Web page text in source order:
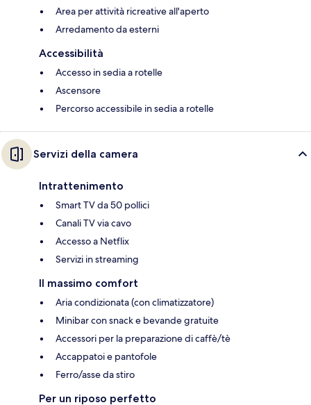
Area per attività ricreative all'aperto
Arredamento da esterni
Accessibilità
Accesso in sedia a rotelle
Ascensore
Percorso accessibile in sedia a rotelle
Servizi della camera
Intrattenimento
Smart TV da 50 pollici
Canali TV via cavo
Accesso a Netflix
Servizi in streaming
Il massimo comfort
Aria condizionata (con climatizzatore)
Minibar con snack e bevande gratuite
Accessori per la preparazione di caffè/tè
Accappatoi e pantofole
Ferro/asse da stiro
Per un riposo perfetto